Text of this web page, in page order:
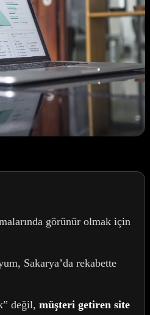
görünür olmak için
Sakarya’da rekabette
değil, müşteri getiren site